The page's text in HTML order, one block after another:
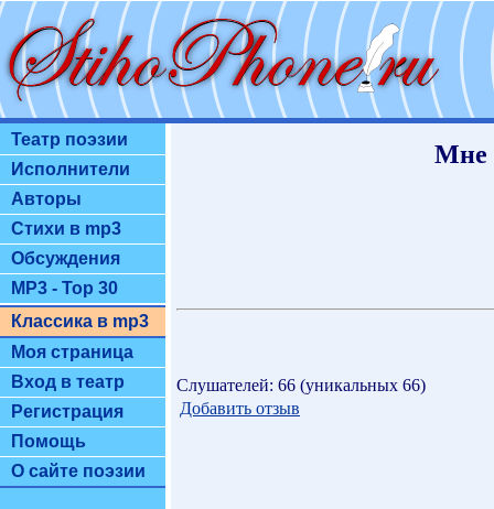
Театр поэзии
Исполнители
Авторы
Стихи в mp3
Обсуждения
MP3 - Top 30
Классика в mp3
Моя страница
Вход в театр
Регистрация
Помощь
О сайте поэзии
Мне
Слушателей: 66 (уникальных 66)
Добавить отзыв